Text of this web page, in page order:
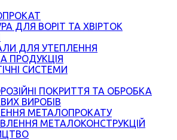
ДЛЯ ВОРІТ ТА ХВІРТОК
ДЛЯ УТЕПЛЕННЯ
ПРОДУКЦІЯ
СИСТЕМИ
ПОКРИТТЯ ТА ОБРОБКА
ВИРОБІВ
МЕТАЛОПРОКАТУ
МЕТАЛОКОНСТРУКЦІЙ